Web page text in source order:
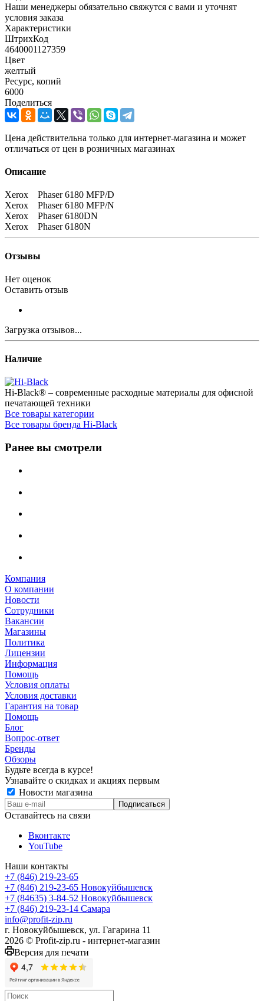
Наши менеджеры обязательно свяжутся с вами и уточнят
условия заказа
Характеристики
ШтрихКод
4640001127359
Цвет
желтый
Ресурс, копий
6000
Поделиться
Цена действительна только для интернет-магазина и может
отличаться от цен в розничных магазинах
Описание
Xerox Phaser 6180 MFP/D
Xerox Phaser 6180 MFP/N
Xerox Phaser 6180DN
Xerox Phaser 6180N
Отзывы
Нет оценок
Оставить отзыв
Загрузка отзывов...
Наличие
Hi-Black® – современные расходные материалы для офисной
печатающей техники
Все товары категории
Все товары бренда Hi-Black
Ранее вы смотрели
Компания
О компании
Новости
Сотрудники
Вакансии
Магазины
Политика
Лицензии
Информация
Помощь
Условия оплаты
Условия доставки
Гарантия на товар
Помощь
Блог
Вопрос-ответ
Бренды
Обзоры
Будьте всегда в курсе!
Узнавайте о скидках и акциях первым
Новости магазина
Оставайтесь на связи
Вконтакте
YouTube
Наши контакты
+7 (846) 219-23-65
+7 (846) 219-23-65 Новокуйбышевск
+7 (84635) 3-84-52 Новокуйбышевск
+7 (846) 219-23-14 Самара
info@profit-zip.ru
г. Новокуйбышевск, ул. Гагарина 11
2026 © Profit-zip.ru - интернет-магазин
Версия для печати